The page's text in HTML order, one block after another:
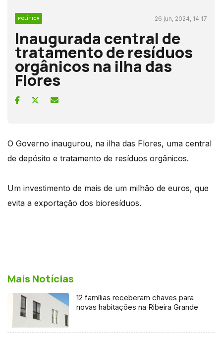
POLÍTICA 26 jun, 2024, 14:17
Inaugurada central de
tratamento de resíduos
orgânicos na ilha das
Flores
O Governo inaugurou, na ilha das Flores, uma central
de depósito e tratamento de resíduos orgânicos.
Um investimento de mais de um milhão de euros, que
evita a exportação dos bioresíduos.
Mais Notícias
12 famílias receberam chaves para
novas habitações na Ribeira Grande